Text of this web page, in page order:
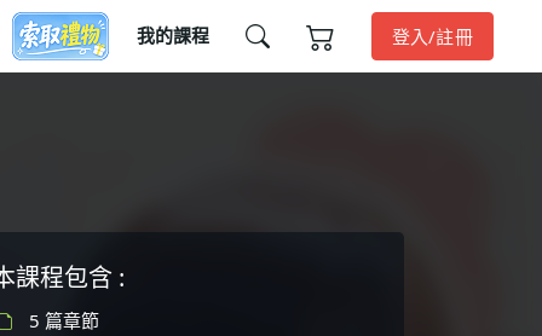
我的課程 登入/註冊
課程包含 :
5 篇章節